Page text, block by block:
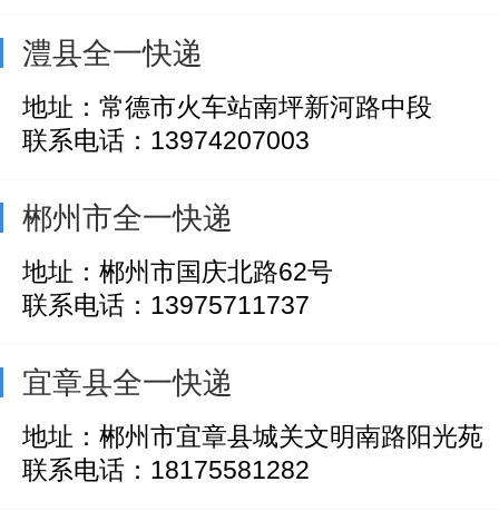
澧县全一快递
地址：常德市火车站南坪新河路中段
联系电话：13974207003
郴州市全一快递
地址：郴州市国庆北路62号
联系电话：13975711737
宜章县全一快递
地址：郴州市宜章县城关文明南路阳光苑
联系电话：18175581282